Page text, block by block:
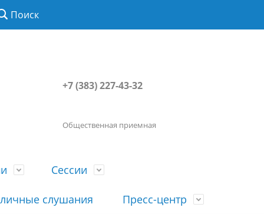
Поиск
+7 (383) 227-43-32
Общественная приемная
Сессии
слушания Пресс-центр